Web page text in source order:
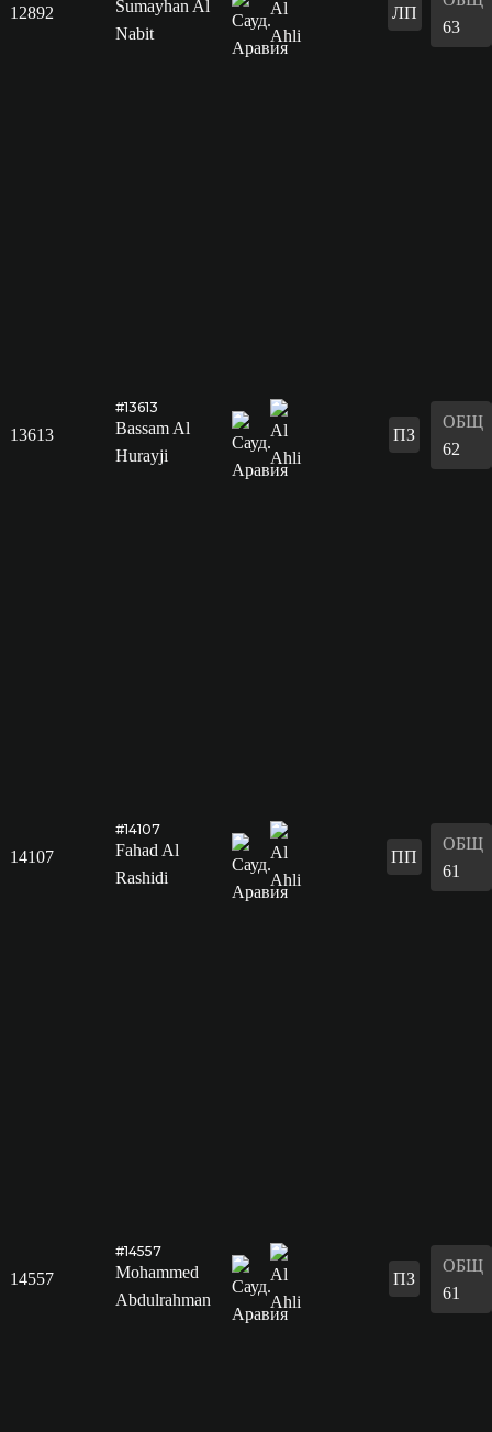
12892
Sumayhan Al
Nabit
ЛП
63
13613
#13613
Bassam Al
Hurayji
ПЗ
ОБЩ
62
14107
#14107
Fahad Al
Rashidi
ПП
ОБЩ
61
14557
#14557
Mohammed
Abdulrahman
ПЗ
ОБЩ
61